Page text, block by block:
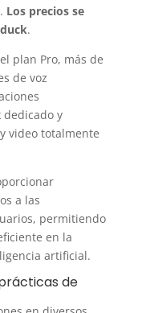
Los precios se
.
plan Pro, más de
de voz
dedicado y
video totalmente
a las
permitiendo
en la
artificial.
de